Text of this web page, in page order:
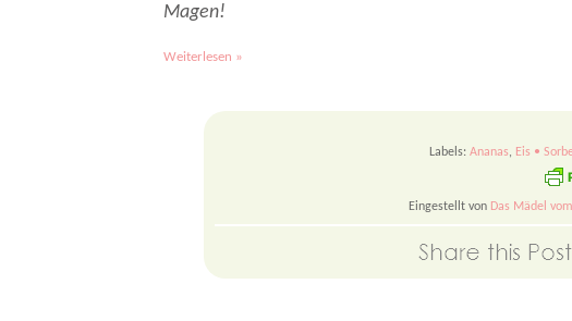
Magen!
Weiterlesen »
Labels: Ananas, Eis •
Eingestellt von Das Mädel